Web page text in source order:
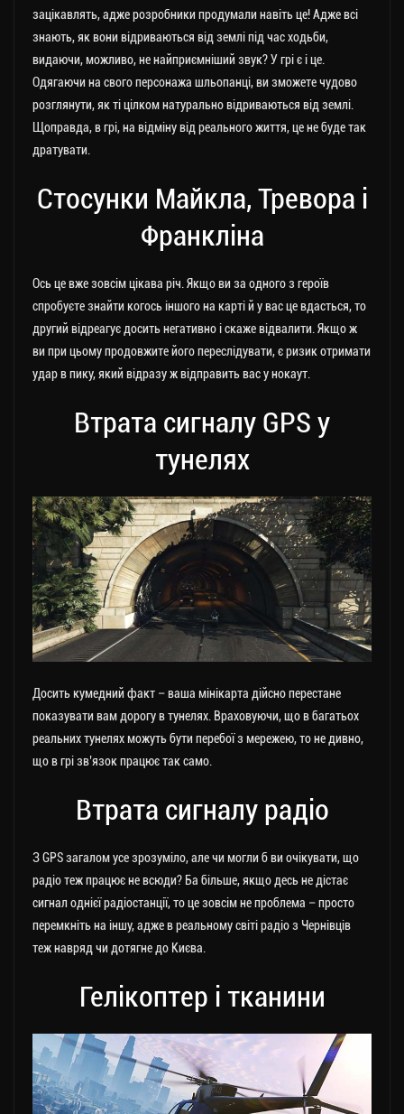
зацікавлять, адже розробники продумали навіть це! Адже всі
знають, як вони відриваються від землі під час ходьби,
видаючи, можливо, не найприємніший звук? У грі є і це.
Одягаючи на свого персонажа шльопанці, ви зможете чудово
розглянути, як ті цілком натурально відриваються від землі.
Щоправда, в грі, на відміну від реального життя, це не буде так
дратувати.
Стосунки Майкла, Тревора і
Франкліна
Ось це вже зовсім цікава річ. Якщо ви за одного з героїв
спробуєте знайти когось іншого на карті й у вас це вдасться, то
другий відреагує досить негативно і скаже відвалити. Якщо ж
ви при цьому продовжите його переслідувати, є ризик отримати
удар в пику, який відразу ж відправить вас у нокаут.
Втрата сигналу GPS у
тунелях
Досить кумедний факт – ваша мінікарта дійсно перестане
показувати вам дорогу в тунелях. Враховуючи, що в багатьох
реальних тунелях можуть бути перебої з мережею, то не дивно,
що в грі зв’язок працює так само.
Втрата сигналу радіо
З GPS загалом усе зрозуміло, але чи могли б ви очікувати, що
радіо теж працює не всюди? Ба більше, якщо десь не дістає
сигнал однієї радіостанції, то це зовсім не проблема – просто
перемкніть на іншу, адже в реальному світі радіо з Чернівців
теж навряд чи дотягне до Києва.
Гелікоптер і тканини